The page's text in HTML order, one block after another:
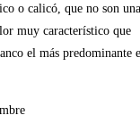
o calicó, que no son una
muy característico que
el más predominante